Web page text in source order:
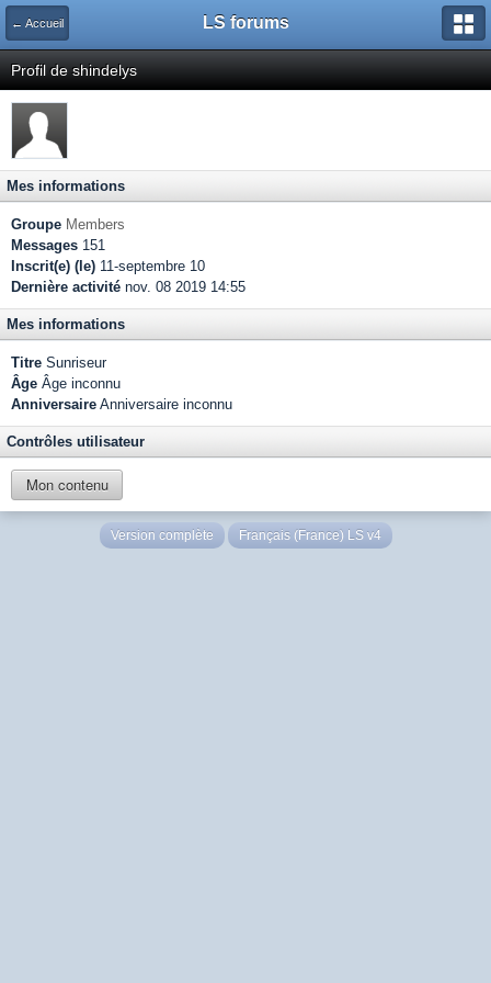
← Accueil LS forums
Profil de shindelys
Mes informations
Groupe Members
Messages 151
Inscrit(e) (le) 11-septembre 10
Dernière activité nov. 08 2019 14:55
Mes informations
Titre Sunriseur
Âge Âge inconnu
Anniversaire Anniversaire inconnu
Contrôles utilisateur
Mon contenu
Version complète Français (France) LS v4